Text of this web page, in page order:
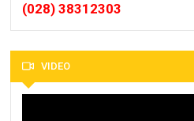
(028) 38312303
VIDEO